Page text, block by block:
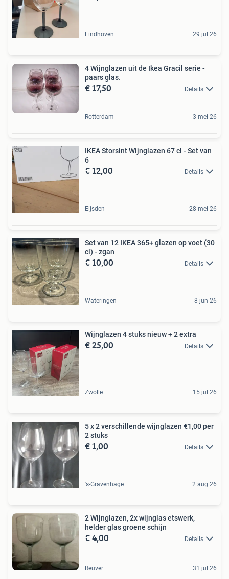
Eindhoven 29 jul 26
4 Wijnglazen uit de Ikea Gracil serie -
paars glas.
€ 17,50 Details
Rotterdam 3 mei 26
IKEA Storsint Wijnglazen 67 cl - Set van
6
€ 12,00 Details
Eijsden 28 mei 26
Set van 12 IKEA 365+ glazen op voet (30
cl) - zgan
€ 10,00 Details
Wateringen 8 jun 26
Wijnglazen 4 stuks nieuw + 2 extra
€ 25,00 Details
Zwolle 15 jul 26
5 x 2 verschillende wijnglazen €1,00 per
2 stuks
€ 1,00 Details
's-Gravenhage 2 aug 26
2 Wijnglazen, 2x wijnglas etswerk,
helder glas groene schijn
€ 4,00 Details
Reuver 31 jul 26